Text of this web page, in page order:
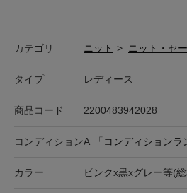
カテゴリ ニット > ニット・セ
タイプ レディース
商品コード 2200483942028
コンディションA 「 コンディションラ
カラー ピンクx黒xグレー等(